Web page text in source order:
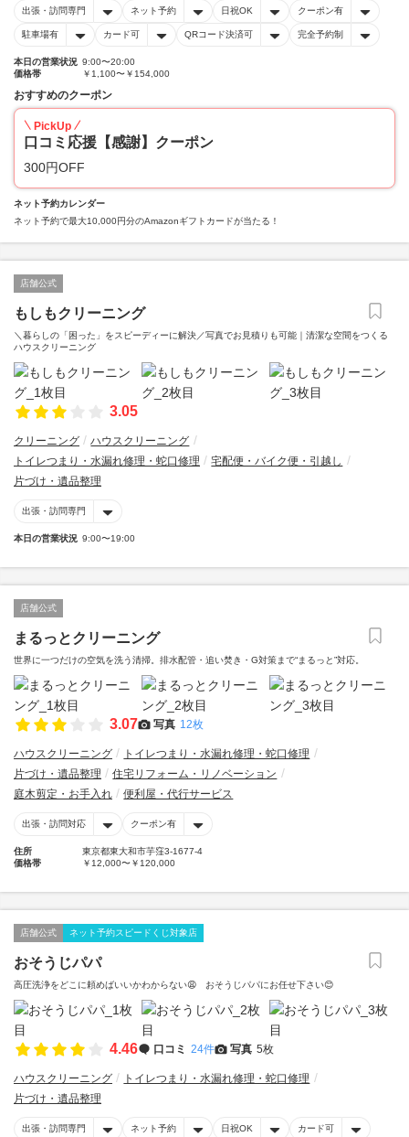
出張・訪問専門 ネット予約 日祝OK クーポン有
駐車場有 カード可 QRコード決済可 完全予約制
本日の営業状況 9:00〜20:00
価格帯
￥1,100〜￥154,000
おすすめのクーポン
PickUp
口コミ応援【感謝】クーポン
300円OFF
ネット予約カレンダー
ネット予約で最大10,000円分のAmazonギフトカードが当たる！
店舗公式
もしもクリーニング
＼暮らしの「困った」をスピーディーに解決／写真でお見積りも可能｜清潔な空間をつくる
ハウスクリーニング
3.05
クリーニング
ハウスクリーニング
トイレつまり・水漏れ修理・蛇口修理
宅配便・バイク便・引越し
片づけ・遺品整理
出張・訪問専門
本日の営業状況 9:00〜19:00
店舗公式
まるっとクリーニング
世界に一つだけの空気を洗う清掃。排水配管・追い焚き・G対策まで“まるっと”対応。
3.07 写真 12枚
ハウスクリーニング
トイレつまり・水漏れ修理・蛇口修理
片づけ・遺品整理
住宅リフォーム・リノベーション
庭木剪定・お手入れ
便利屋・代行サービス
出張・訪問対応 クーポン有
住所
東京都東大和市芋窪3-1677-4
価格帯
￥12,000〜￥120,000
店舗公式 ネット予約スピードくじ対象店
おそうじパパ
高圧洗浄をどこに頼めばいいかわからない😩 おそうじパパにお任せ下さい😊
4.46 口コミ 24件 写真 5枚
ハウスクリーニング
トイレつまり・水漏れ修理・蛇口修理
片づけ・遺品整理
出張・訪問専門 ネット予約 日祝OK カード可